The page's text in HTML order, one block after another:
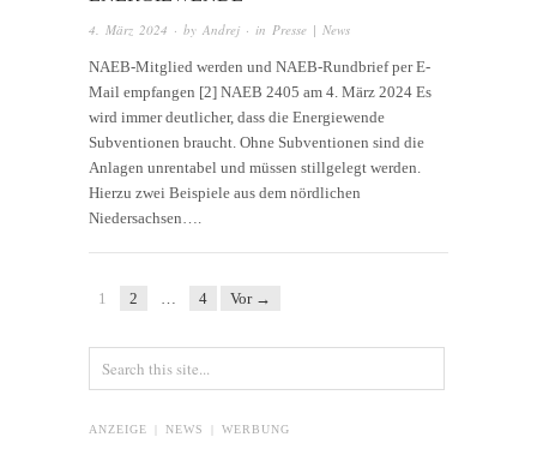
4. März 2024 · by Andrej · in Presse | News
NAEB-Mitglied werden und NAEB-Rundbrief per E-
Mail empfangen [2] NAEB 2405 am 4. März 2024 Es
wird immer deutlicher, dass die Energiewende
Subventionen braucht. Ohne Subventionen sind die
Anlagen unrentabel und müssen stillgelegt werden.
Hierzu zwei Beispiele aus dem nördlichen
Niedersachsen….
1 2 4 Vor →
ANZEIGE | NEWS | WERBUNG